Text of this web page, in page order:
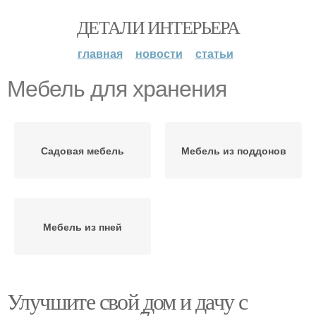
ДЕТАЛИ ИНТЕРЬЕРА
главная новости статьи
Мебель для хранения
Садовая мебель Мебель из поддонов
Мебель из пней
Улучшите свой дом и дачу с